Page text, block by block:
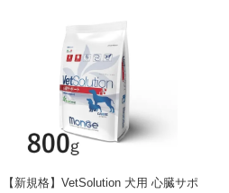
【新規格】VetSolution 犬用 心臓サポ